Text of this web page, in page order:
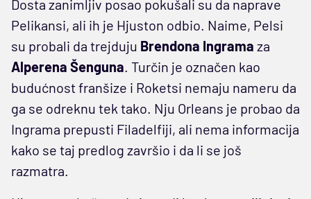
Dosta zanimljiv posao pokušali su da naprave
Pelikansi, ali ih je Hjuston odbio. Naime, Pelsi
su probali da trejduju Brendona Ingrama za
Alperena Šenguna. Turčin je označen kao
budućnost franšize i Roketsi nemaju nameru da
ga se odreknu tek tako. Nju Orleans je probao da
Ingrama prepusti Filadelfiji, ali nema informacija
kako se taj predlog završio i da li se još
razmatra.